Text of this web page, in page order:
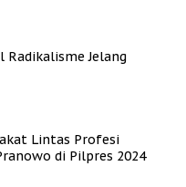
Radikalisme Jelang
Lintas Profesi
di Pilpres 2024